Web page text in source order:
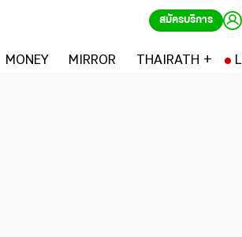
สมัครบริการ
MONEY MIRROR THAIRATH +